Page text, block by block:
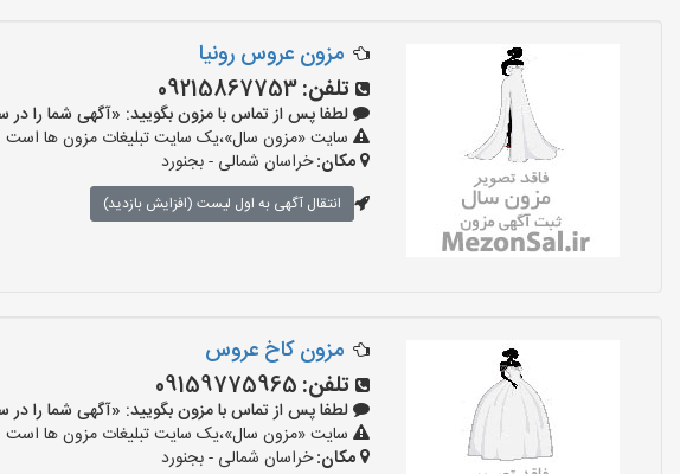
مزون عروس رونیا
تلفن:09215867753
لطفا پس از تماس با مزون بگویید: «آگهی شما را در سایت
سایت «مزون سال»،یک سایت تبلیغات مزون ها است
مکان:خراسان شمالی - بجنورد
انتقال آگهی به اول لیست (افزایش بازدید)
مزون کاخ عروس
تلفن: 09159775965
لطفا پس از تماس با مزون بگویید: «آگهی شما را در سایت
سایت «مزون سال»،یک سایت تبلیغات مزون ها است
مکان:خراسان شمالی - بجنورد